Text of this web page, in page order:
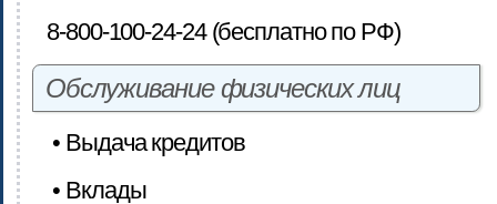
8-800-100-24-24 (бесплатно по РФ)
Обслуживание физических лиц
• Выдача кредитов
• Вклады